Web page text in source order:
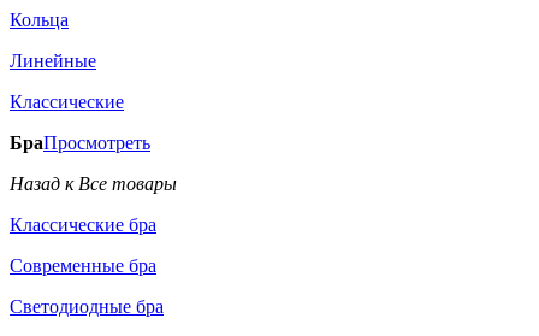
Кольца
Линейные
Классические
БраПросмотреть
Назад к Все товары
Классические бра
Современные бра
Светодиодные бра